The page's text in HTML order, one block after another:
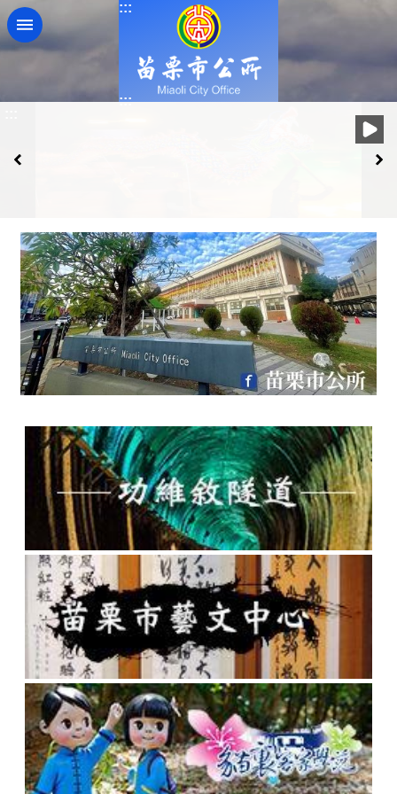
跳到主要內容區塊
:::
:::